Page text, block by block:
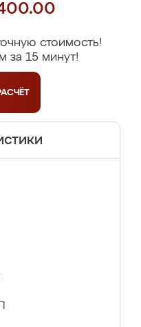
стоимость!
за 15 минут!